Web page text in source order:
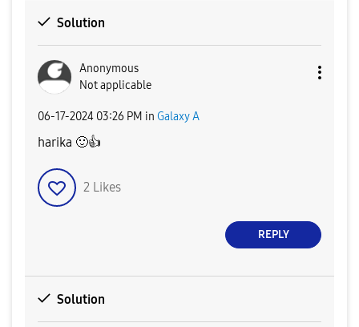
Solution
Anonymous
Not applicable
‎06-17-2024 03:26 PM in Galaxy A
harika 🙂👍
2 Likes
REPLY
Solution